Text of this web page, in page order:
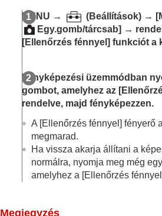
készítéséhez
Fókuszálás
Témafelismerő AF
Az ISO-érzékenység
Fehéregyensúly
Log felvétel beállítások
Effektusok adása a képekhez
Fényképezés képtovábbítási
(folyamatos felvétel/önkioldó)
Önkioldó (mozgókép)
Időköz felv. funk.
Fényképezés nagy felbontással
MENU → (Beállítások) →
Egy.gomb/tárcsab] →
[Ellenőrzés fénnyel] funkciót a
Fényképezési üzemmódban
gombot, amelyhez az
rendelve, majd fényképezzen.
A [Ellenőrzés fénnyel] fényerő
megmarad.
Ha vissza akarja állítani a
normálra, nyomja meg még
amelyhez a [Ellenőrzés
Megjegyzés